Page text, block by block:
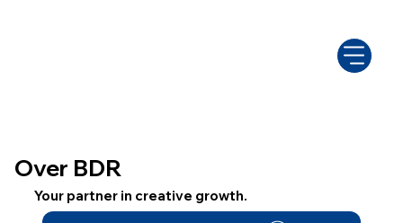
Over BDR
Your partner in creative growth.